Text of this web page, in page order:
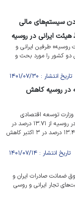
سیستم‌های مالی
ایرانی در روسیه
طرفین ایرانی و
دو کشور را مورد بحث و
در روسیه کاهش
توسعه اقتصادی
روسیه، نرخ تورم در روسیه از ۱۳.۷۱ درصد در
هفته گذشته به ۱۳.۴۹ درصد در ۳ اکتبر کاهش
ضمانت صادرات ایران و
تجار ایرانی و روسی